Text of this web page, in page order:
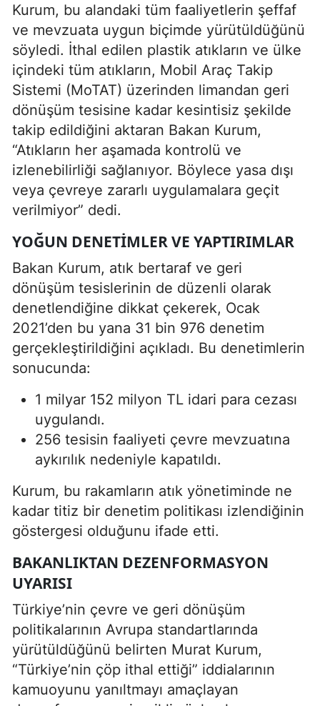
Kurum, bu alandaki tüm faaliyetlerin şeffaf
ve mevzuata uygun biçimde yürütüldüğünü
söyledi. İthal edilen plastik atıkların ve ülke
içindeki tüm atıkların, Mobil Araç Takip
Sistemi (MoTAT) üzerinden limandan geri
dönüşüm tesisine kadar kesintisiz şekilde
takip edildiğini aktaran Bakan Kurum,
“Atıkların her aşamada kontrolü ve
izlenebilirliği sağlanıyor. Böylece yasa dışı
veya çevreye zararlı uygulamalara geçit
verilmiyor” dedi.
YOĞUN DENETIMLER VE YAPTIRIMLAR
Bakan Kurum, atık bertaraf ve geri
dönüşüm tesislerinin de düzenli olarak
denetlendiğine dikkat çekerek, Ocak
2021’den bu yana 31 bin 976 denetim
gerçekleştirildiğini açıkladı. Bu denetimlerin
sonucunda:
1 milyar 152 milyon TL idari para cezası
uygulandı.
256 tesisin faaliyeti çevre mevzuatına
aykırılık nedeniyle kapatıldı.
Kurum, bu rakamların atık yönetiminde ne
kadar titiz bir denetim politikası izlendiğinin
göstergesi olduğunu ifade etti.
BAKANLIKTAN DEZENFORMASYON
UYARISI
Türkiye’nin çevre ve geri dönüşüm
politikalarının Avrupa standartlarında
yürütüldüğünü belirten Murat Kurum,
“Türkiye’nin çöp ithal ettiği” iddialarının
kamuoyunu yanıltmayı amaçlayan